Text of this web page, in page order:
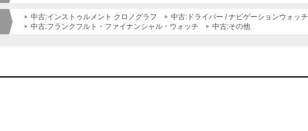
中古:インストゥルメント クロノグラフ 中古:ドライバー / ナビゲーションウォッチ
中古:フランクフルト・ファイナンシャル・ウォッチ
中古:その他